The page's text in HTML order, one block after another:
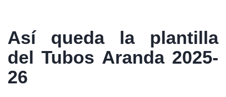
Así queda la plantilla
del Tubos Aranda 2025-
26